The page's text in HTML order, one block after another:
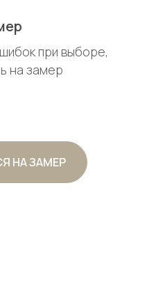
при выборе,
на замер
НА ЗАМЕР